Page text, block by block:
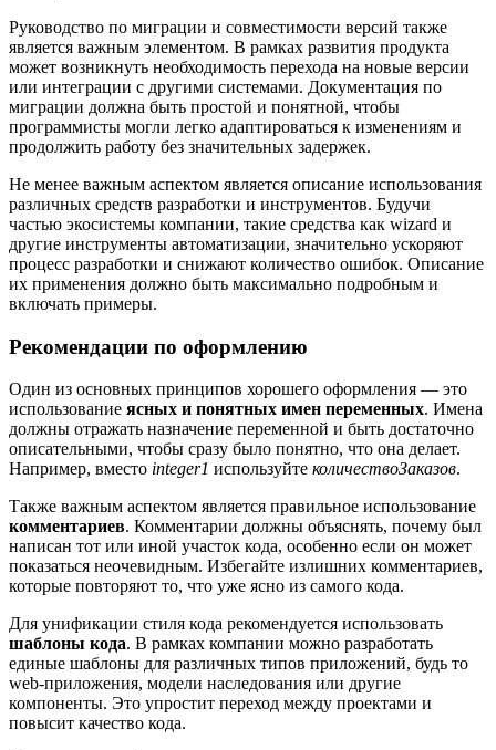
Руководство по миграции и совместимости версий также
является важным элементом. В рамках развития продукта
может возникнуть необходимость перехода на новые версии
или интеграции с другими системами. Документация по
миграции должна быть простой и понятной, чтобы
программисты могли легко адаптироваться к изменениям и
продолжить работу без значительных задержек.
Не менее важным аспектом является описание использования
различных средств разработки и инструментов. Будучи
частью экосистемы компании, такие средства как wizard и
другие инструменты автоматизации, значительно ускоряют
процесс разработки и снижают количество ошибок. Описание
их применения должно быть максимально подробным и
включать примеры.
Рекомендации по оформлению
Один из основных принципов хорошего оформления — это
использование ясных и понятных имен переменных. Имена
должны отражать назначение переменной и быть достаточно
описательными, чтобы сразу было понятно, что она делает.
Например, вместо integer1 используйте количествоЗаказов.
Также важным аспектом является правильное использование
комментариев. Комментарии должны объяснять, почему был
написан тот или иной участок кода, особенно если он может
показаться неочевидным. Избегайте излишних комментариев,
которые повторяют то, что уже ясно из самого кода.
Для унификации стиля кода рекомендуется использовать
шаблоны кода. В рамках компании можно разработать
единые шаблоны для различных типов приложений, будь то
web-приложения, модели наследования или другие
компоненты. Это упростит переход между проектами и
повысит качество кода.